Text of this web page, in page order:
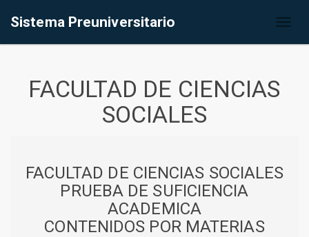
Sistema Preuniversitario
FACULTAD DE CIENCIAS
SOCIALES
FACULTAD DE CIENCIAS SOCIALES
PRUEBA DE SUFICIENCIA
ACADEMICA
CONTENIDOS POR MATERIAS